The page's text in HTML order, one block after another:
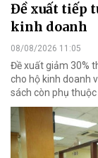
Đề xuất tiếp
kinh doanh
08/08/2026 11:05
Đề xuất giảm 30%
cho hộ kinh doanh
sách còn phụ